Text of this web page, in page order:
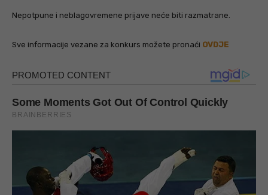
Nepotpune i neblagovremene prijave neće biti razmatrane.
Sve informacije vezane za konkurs možete pronaći OVDJE